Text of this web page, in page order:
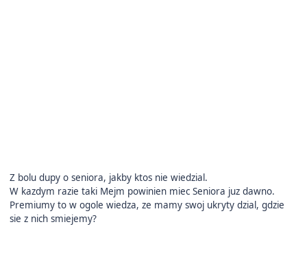
Z bolu dupy o seniora, jakby ktos nie wiedzial.
W kazdym razie taki Mejm powinien miec Seniora juz dawno.
Premiumy to w ogole wiedza, ze mamy swoj ukryty dzial, gdzie
sie z nich smiejemy?